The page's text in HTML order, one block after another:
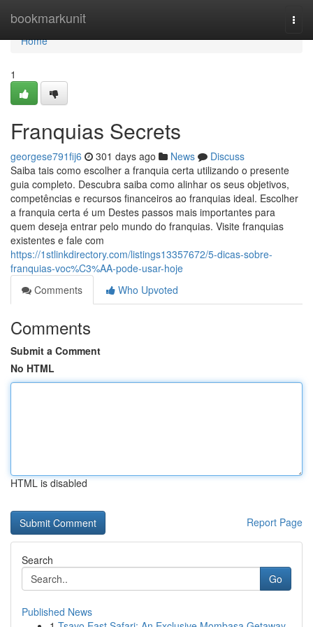
bookmarkunit
Home
Home
1
Franquias Secrets
georgese791fij6 301 days ago News
Discuss
Saiba tais como escolher a franquia certa utilizando o presente
guia completo. Descubra saiba como alinhar os seus objetivos,
competências e recursos financeiros ao franquias ideal. Escolher
a franquia certa é um Destes passos mais importantes para
quem deseja entrar pelo mundo do franquias. Visite franquias
existentes e fale com
https://1stlinkdirectory.com/listings13357672/5-dicas-sobre-
franquias-voc%C3%AA-pode-usar-hoje
Comments
Who Upvoted
Comments
Submit a Comment
No HTML
HTML is disabled
Report Page
Search
Go
Published News